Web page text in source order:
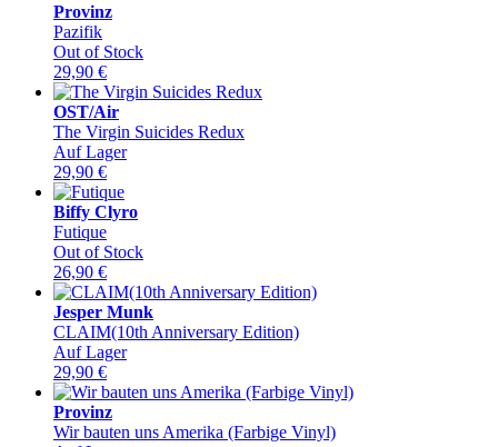
Provinz
Pazifik
Out of Stock
29,90 €
OST/Air
The Virgin Suicides Redux
Auf Lager
29,90 €
Biffy Clyro
Futique
Out of Stock
26,90 €
Jesper Munk
CLAIM(10th Anniversary Edition)
Auf Lager
29,90 €
Provinz
Wir bauten uns Amerika (Farbige Vinyl)